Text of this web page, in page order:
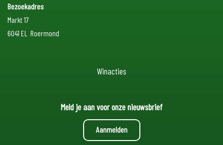
Bezoekadres
Markt 17
6041 EL Roermond
Winacties
Meld je aan voor onze nieuwsbrief
Aanmelden